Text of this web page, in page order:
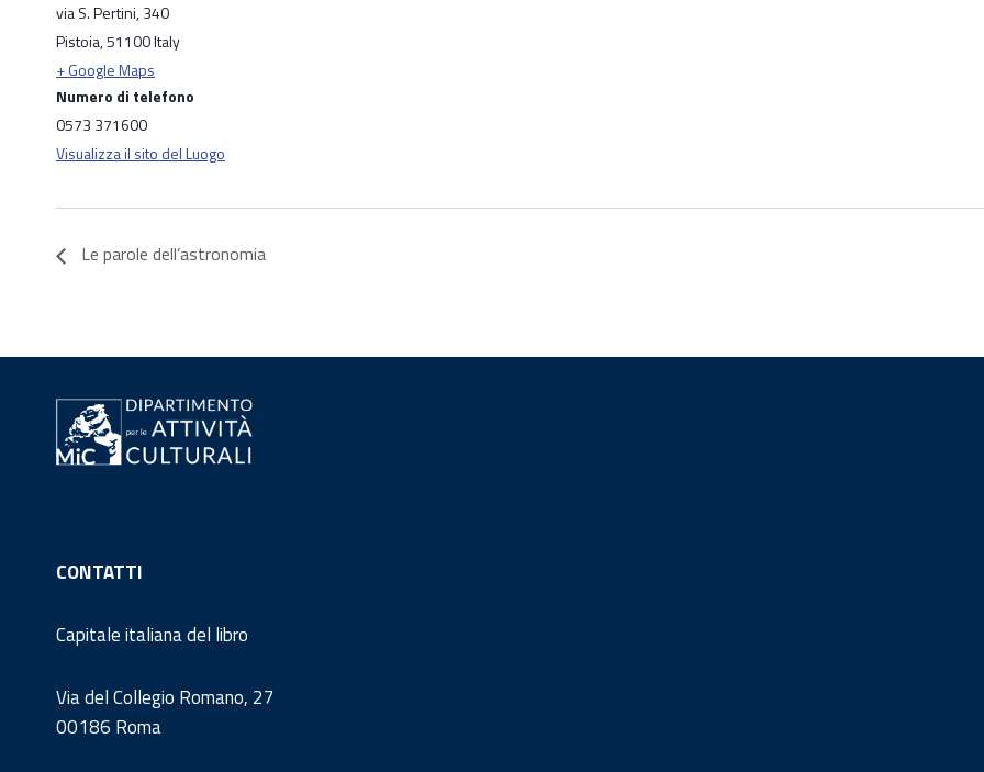
via S. Pertini, 340
Pistoia,51100Italy
+ Google Maps
Numero di telefono
0573 371600
Visualizza il sito del Luogo
Le parole dell’astronomia
CONTATTI
Capitale italiana del libro
Via del Collegio Romano, 27
00186 Roma